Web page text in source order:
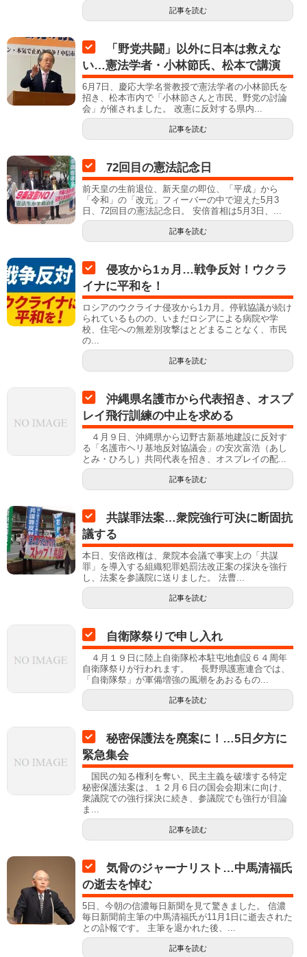
記事を読む
「野党共闘」以外に日本は救えな
い…憲法学者・小林節氏、松本で講演
6月7日、慶応大学名誉教授で憲法学者の小林節氏を
招き、松本市内で「小林節さんと市民、野党の討論
会」が催されました。 改憲に反対する県内...
記事を読む
72回目の憲法記念日
前天皇の生前退位、新天皇の即位、「平成」から
「令和」の「改元」フィーバーの中で迎えた5月3
日、72回目の憲法記念日。 安倍首相は5月3日、...
記事を読む
侵攻から1ヵ月…戦争反対！ウクラ
イナに平和を！
ロシアのウクライナ侵攻から1カ月。停戦協議が続け
られているものの、いまだロシアによる病院や学
校、住宅への無差別攻撃はとどまることなく、市民
の...
記事を読む
沖縄県名護市から代表招き、オスプ
レイ飛行訓練の中止を求める
４月９日、沖縄県から辺野古新基地建設に反対す
る「名護市ヘリ基地反対協議会」の安次富浩（あし
とみ・ひろし）共同代表を招き、オスプレイの配...
記事を読む
共謀罪法案…衆院強行可決に断固抗
議する
本日、安倍政権は、衆院本会議で事実上の「共謀
罪」を導入する組織犯罪処罰法改正案の採決を強行
し、法案を参議院に送りました。 法曹...
記事を読む
自衛隊祭りで申し入れ
４月１９日に陸上自衛隊松本駐屯地創設６４周年
自衛隊祭りが行われます。 長野県護憲連合では、
「自衛隊祭」が軍備増強の風潮をあおるもの...
記事を読む
秘密保護法を廃案に！…5日夕方に
緊急集会
国民の知る権利を奪い、民主主義を破壊する特定
秘密保護法案は、１２月６日の国会会期末に向け、
衆議院での強行採決に続き、参議院でも強行が目論
ま...
記事を読む
気骨のジャーナリスト…中馬清福氏
の逝去を悼む
5日、今朝の信濃毎日新聞を見て驚きました。 信濃
毎日新聞前主筆の中馬清福氏が11月1日に逝去された
との訃報です。 主筆を退かれた後、...
記事を読む